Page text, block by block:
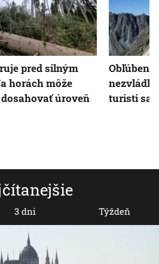
3 dni Týždeň
pred silným
horách môže
úroveň
turisti sa